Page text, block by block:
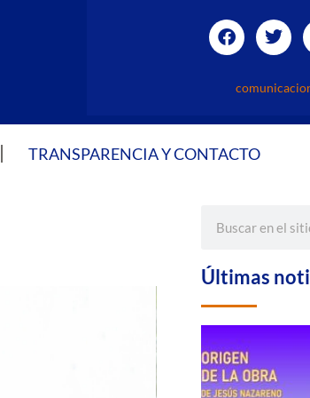
TRANSPARENCIA Y CONTACTO
Últimas